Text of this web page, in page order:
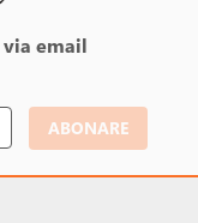
via email
ABONARE